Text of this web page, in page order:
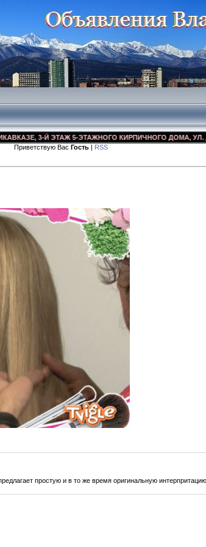
3-Й ЭТАЖ 5-ЭТАЖНОГО КИРПИЧНОГО ДОМА, УЛ.
Приветствую Вас Гость | RSS
простую и в то же время оригинальную